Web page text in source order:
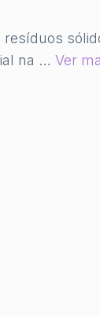
na … Ver